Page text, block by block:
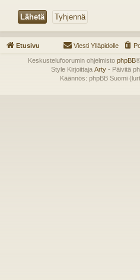
Etusivu Viesti Ylläpidolle
Keskustelufoorumin ohjelmisto phpBB
Style Kirjoittaja Arty- Päivitä
Käännös: phpBB Suomi